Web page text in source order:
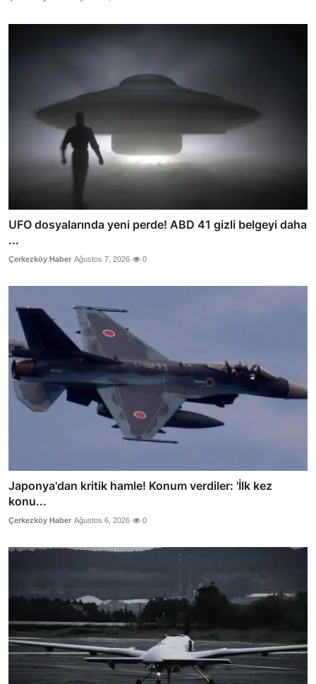
UFO dosyalarında yeni perde! ABD 41 gizli belgeyi daha
...
Çerkezköy Haber Ağustos 7, 2026 0
Japonya'dan kritik hamle! Konum verdiler: 'İlk kez
konu...
Çerkezköy Haber Ağustos 6, 2026 0